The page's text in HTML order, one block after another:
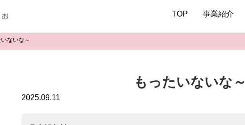
TOP 事業紹介
ないな～
もったいないな～
2025.09.11